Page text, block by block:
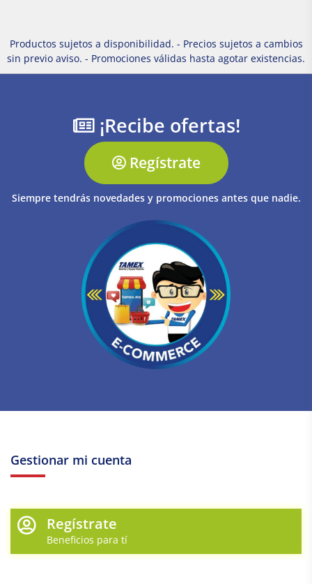
Productos sujetos a disponibilidad. - Precios sujetos a cambios
sin previo aviso. - Promociones válidas hasta agotar existencias.
¡Recibe ofertas!
Regístrate
Siempre tendrás novedades y promociones antes que nadie.
Gestionar mi cuenta
Regístrate
Beneficios para tí